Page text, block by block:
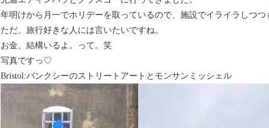
年明けから月一でホリデーを取っているので、施設でイライラしつつ
ただ、旅行好きな人には言いたいですね。
お金、結構いるよ。って。笑
写真ですっ♡
Bristol:バンクシーのストリートアートとモンサンミッシェル